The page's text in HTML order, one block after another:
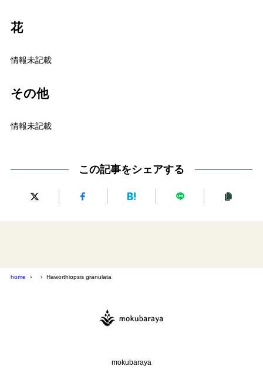
花
情報未記載
その他
情報未記載
この記事をシェアする
home Haworthiopsis granulata
mokubaraya